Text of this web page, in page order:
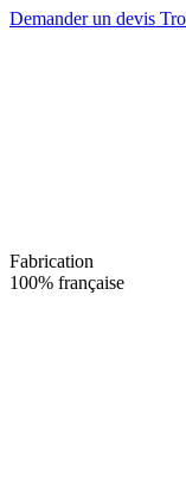
Demander un devis
Fabrication
100% française